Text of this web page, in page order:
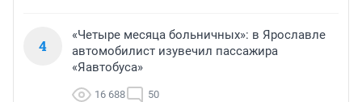
4
«Четыре месяца больничных»: в Ярославле
автомобилист изувечил пассажира
«Яавтобуса»
16 688 50